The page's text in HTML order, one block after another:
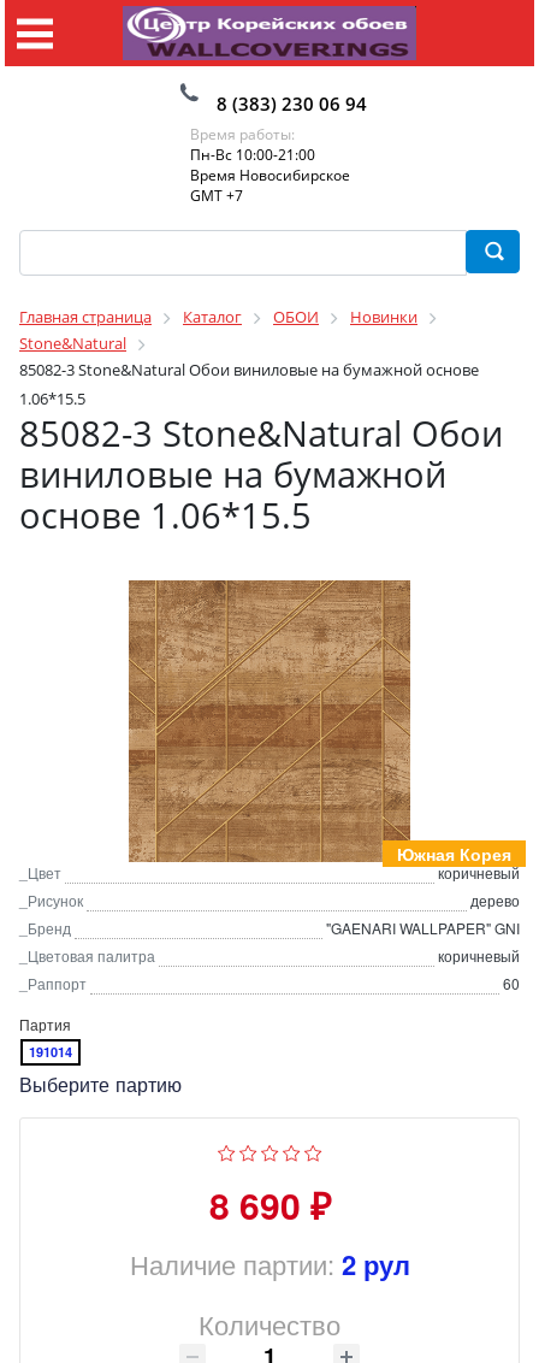
8 (383) 230 06 94
Время работы:
Пн-Вс 10:00-21:00
Время Новосибирское
GMT +7
Главная страница Каталог ОБОИ
Новинки
Stone&Natural
85082-3 Stone&Natural Обои виниловые на бумажной основе
1.06*15.5
85082-3 Stone&Natural Обои
виниловые на бумажной
основе 1.06*15.5
Южная Корея
_Цвет
коричневый
_Рисунок
дерево
_Бренд
"GAENARI WALLPAPER" GNI
_Цветовая палитра
коричневый
_Раппорт
60
Партия
191014
Выберите партию
8 690 ₽
Наличие партии: 2 рул
Количество